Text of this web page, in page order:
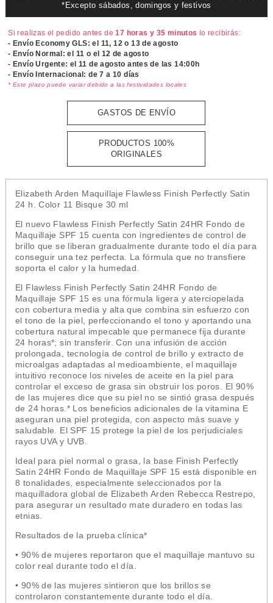
*Excepto sábados, domingos y festivos
Si realizas el pedido antes de17 horas y 35 minutos lo recibirás:
- Envío Economy GLS: el 11, 12 o 13 de agosto
- Envío Normal: el 11 o el 12 de agosto
- Envío Urgente: el11 de agosto antes de las 14:00h
- Envío Internacional: de 7 a 10 días
* Este plazo puede variar debido a las festividades locales
GASTOS DE ENVÍO
PRODUCTOS 100%
ORIGINALES
Elizabeth Arden Maquillaje Flawless Finish Perfectly Satin
24 h. Color 11 Bisque 30 ml
El nuevo Flawless Finish Perfectly Satin 24HR Fondo de
Maquillaje SPF 15 cuenta con ingredientes de control de
brillo que se liberan gradualmente durante todo el día para
conseguir una tez perfecta. La fórmula que no transfiere
soporta el calor y la humedad.
El Flawless Finish Perfectly Satin 24HR Fondo de
Maquillaje SPF 15 es una fórmula ligera y aterciopelada
con cobertura media y alta que combina sin esfuerzo con
el tono de la piel, perfeccionando el tono y aportando una
cobertura natural impecable que permanece fija durante
24 horas*; sin transferir. Con una infusión de acción
prolongada, tecnología de control de brillo y extracto de
microalgas adaptadas al medioambiente, el maquillaje
intuitivo reconoce los niveles de aceite en la piel para
controlar el exceso de grasa sin obstruir los poros. El 90%
de las mujeres dice que su piel no se sintió grasa después
de 24 horas.* Los beneficios adicionales de la vitamina E
aseguran una piel protegida, con aspecto más suave y
saludable. El SPF 15 protege la piel de los perjudiciales
rayos UVA y UVB.
Ideal para piel normal o grasa, la base Finish Perfectly
Satin 24HR Fondo de Maquillaje SPF 15 está disponible en
8 tonalidades, especialmente seleccionados por la
maquilladora global de Elizabeth Arden Rebecca Restrepo,
para asegurar un resultado mate duradero en todas las
etnias.
Resultados de la prueba clínica*
• 90% de mujeres reportaron que el maquillaje mantuvo su
color real durante todo el día.
• 90% de las mujeres sintieron que los brillos se
controlaron constantemente durante todo el día.